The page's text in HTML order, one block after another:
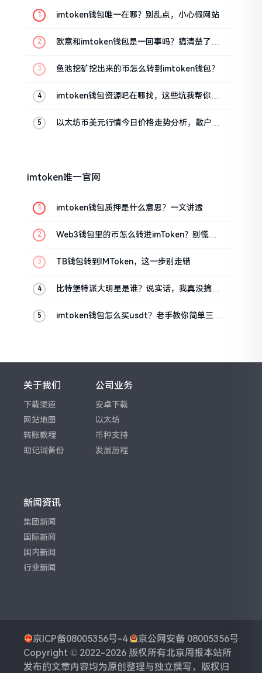
imtoken钱包唯一在哪？别乱点，小心假网站
欧意和imtoken钱包是一回事吗？搞清楚了再
鱼池挖矿挖出来的币怎么转到imtoken钱包？
imtoken钱包资源吧在哪找，这些坑我帮你趟
以太坊币美元行情今日价格走势分析，散户如
imtoken唯一官网
imtoken钱包质押是什么意思？一文讲透
Web3钱包里的币怎么转进imToken？别慌，
TB钱包转到IMToken，这一步别走错
比特堡特派大明星是谁？说实话，我真没搞明
imtoken钱包怎么买usdt？老手教你简单三步
关于我们
下载渠道
网站地图
转账教程
助记词备份
公司业务
安卓下载
以太坊
币种支持
发展历程
新闻资讯
集团新闻
国际新闻
国内新闻
行业新闻
京ICP备08005356号-4
京公网安备 08005356号
Copyright © 2022-2026 版权所有北京周报本站所
发布的文章内容均为原创整理与独立撰写，版权归